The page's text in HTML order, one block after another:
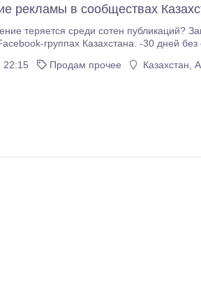
рекламы в сообществах
сотен публикаций? Закреплю ваш пост на ПЕРВОМ месте в разделе «Актуальное» в
-30 дней без смещения -Максимальная видимость для участников группы -Больше
22:15
Продам прочее Казахстан,